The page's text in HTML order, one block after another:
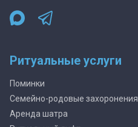
Ритуальные услуги
Поминки
Семейно-родовые захоронения
Аренда шатра